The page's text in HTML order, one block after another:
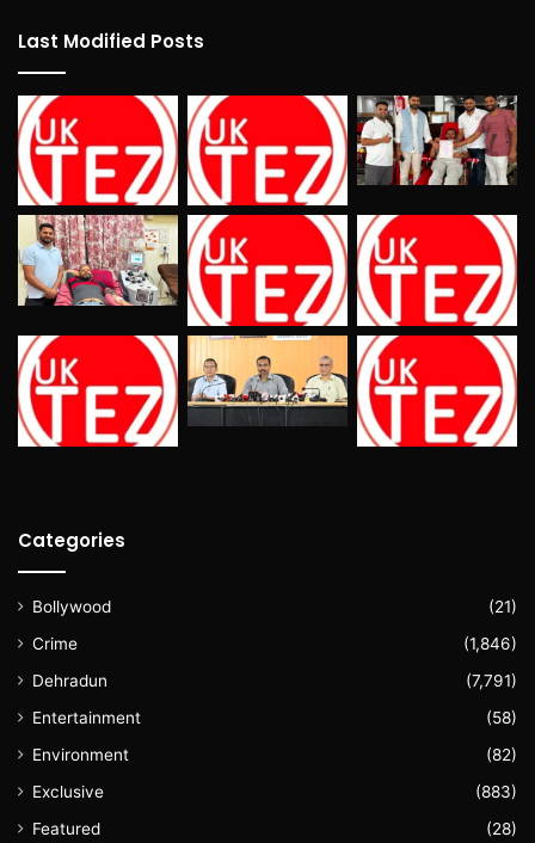
Last Modified Posts
Categories
Bollywood
(21)
Crime
(1,846)
Dehradun
(7,791)
Entertainment
(58)
Environment
(82)
Exclusive
(883)
Featured
(28)